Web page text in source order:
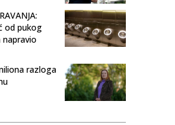
od pukog
napravio
razloga